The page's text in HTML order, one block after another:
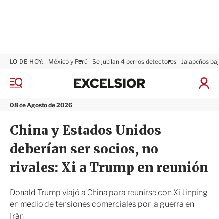
M
n
08 de Agosto de 2026
LO DE HOY: México y Perú Se jubilan 4 perros detectores Jalapeños
I
s
ó
n
x
s
i
r
China y Estados Unidos
deberían ser socios, no
rivales: Xi a Trump en reunión
Donald Trump viajó a China para reunirse con Xi Jinping
en medio de tensiones comerciales por la guerra en
Irán